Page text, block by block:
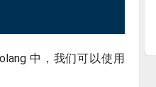
中，我们可以使用